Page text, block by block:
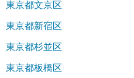
東京都文京区
東京都新宿区
東京都杉並区
東京都板橋区